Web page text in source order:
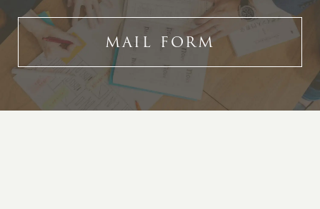
MAIL FORM